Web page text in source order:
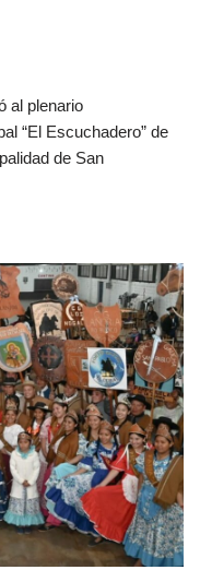
al plenario
“El Escuchadero” de
de San